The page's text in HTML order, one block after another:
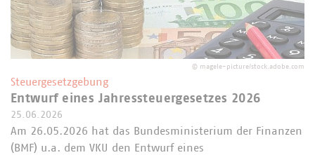
© magele-picture/stock.adobe.com
Steuergesetzgebung
Entwurf eines Jahressteuergesetzes 2026
25.06.2026
Am 26.05.2026 hat das Bundesministerium der Finanzen
(BMF) u.a. dem VKU den Entwurf eines